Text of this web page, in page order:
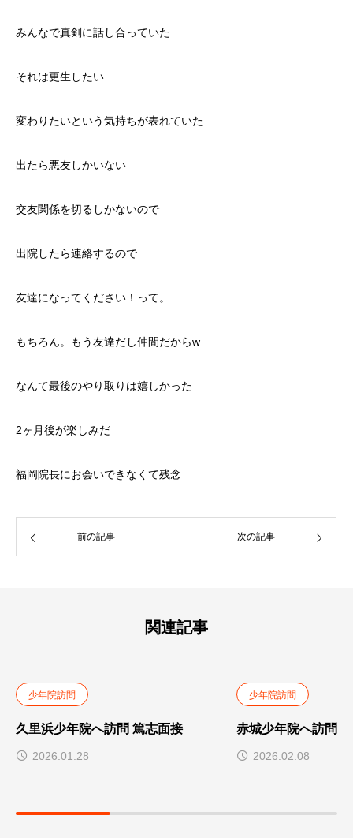
みんなで真剣に話し合っていた
それは更生したい
変わりたいという気持ちが表れていた
出たら悪友しかいない
交友関係を切るしかないので
出院したら連絡するので
友達になってください！って。
もちろん。もう友達だし仲間だからw
なんて最後のやり取りは嬉しかった
2ヶ月後が楽しみだ
福岡院長にお会いできなくて残念
前の記事 次の記事
関連記事
少年院訪問
久里浜少年院へ訪問 篤志面接
2026.01.28
少年院訪問
赤城少年院へ訪問
2026.02.08